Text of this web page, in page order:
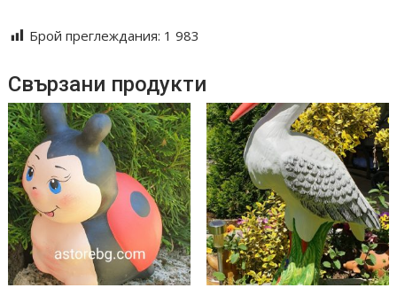
Брой преглеждания: 1 983
Свързани продукти